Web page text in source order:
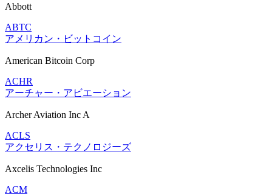
Abbott
ABTC
アメリカン・ビットコイン
American Bitcoin Corp
ACHR
アーチャー・アビエーション
Archer Aviation Inc A
ACLS
アクセリス・テクノロジーズ
Axcelis Technologies Inc
ACM